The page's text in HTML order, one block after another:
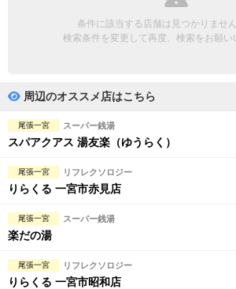
団体様
ペアルームあり
フットバスあり
日本人スタッフのみ
スタッフ指名可
条件に該当する店舗は見つかりません
検索条件を変更して再度、検索をお願い
周辺のオススメ店はこちら
尾張一宮 スーパー銭湯
スパアクアス 湯友楽（ゆうらく）
尾張一宮 リフレクソロジー
りらくる 一宮市赤見店
尾張一宮 スーパー銭湯
楽だの湯
尾張一宮 リフレクソロジー
りらくる 一宮市昭和店